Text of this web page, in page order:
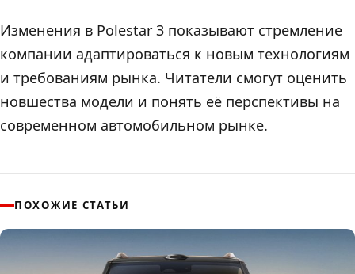
Изменения в Polestar 3 показывают стремление
компании адаптироваться к новым технологиям
и требованиям рынка. Читатели смогут оценить
новшества модели и понять её перспективы на
современном автомобильном рынке.
ПОХОЖИЕ СТАТЬИ